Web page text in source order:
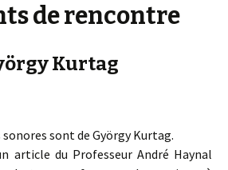
de rencontre
Kurtag
sont de György Kurtag.
article du Professeur André Haynal